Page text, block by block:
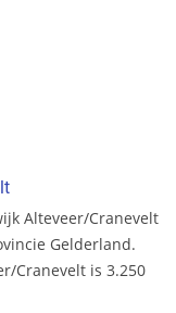
Alteveer/Cranevelt
Gelderland.
Cranevelt is 3.250